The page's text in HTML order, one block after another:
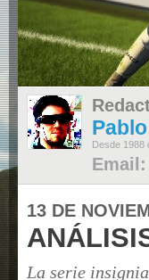
Desde 1988
Email:
13 DE
La serie